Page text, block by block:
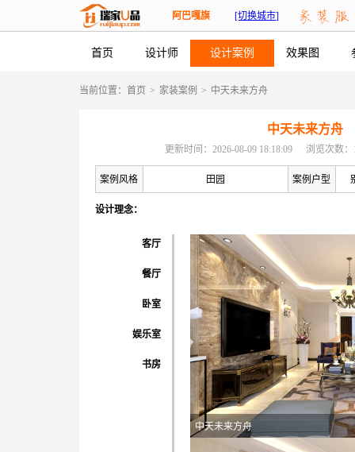
阿巴嘎旗 [切换城市]
首页 设计师 设计案例 效果图
当前位置： 首页 > 家装案例 > 中天未来方舟
中天未来方舟
更新时间：2026-08-09 18:18:09 浏览次数：
案例风格 田园 案例户型
设计理念：
客厅
餐厅
卧室
娱乐室
书房
中天未来方舟